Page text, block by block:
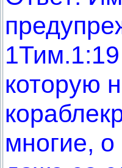
которую
многие, о